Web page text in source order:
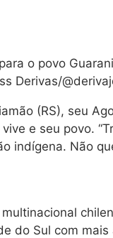
o povo
Derivas/
(RS), seu
e seu povo.
indígena. Não
do Sul com